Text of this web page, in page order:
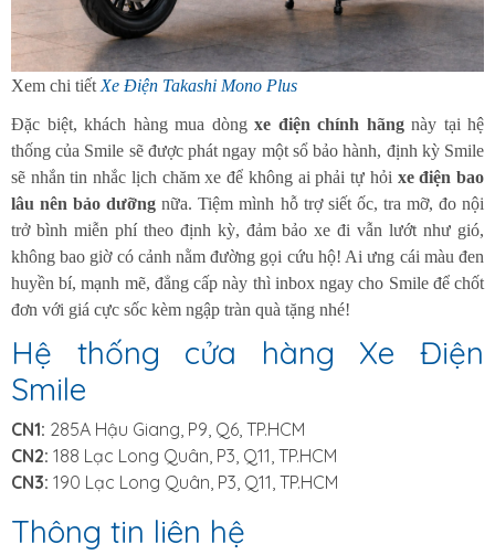
Xem chi tiết Xe Điện Takashi Mono Plus
Đặc biệt, khách hàng mua dòng xe điện chính hãngnày tại hệ
thống của Smile sẽ được phát ngay một sổ bảo hành, định kỳ Smile
sẽ nhắn tin nhắc lịch chăm xe để không ai phải tự hỏi xe điện bao
lâu nên bảo dưỡng nữa. Tiệm mình hỗ trợ siết ốc, tra mỡ, đo nội
trở bình miễn phí theo định kỳ, đảm bảo xe đi vẫn lướt như gió,
không bao giờ có cảnh nằm đường gọi cứu hộ! Ai ưng cái màu đen
huyền bí, mạnh mẽ, đẳng cấp này thì inbox ngay cho Smile để chốt
đơn với giá cực sốc kèm ngập tràn quà tặng nhé!
Hệ thống cửa hàng Xe Điện
Smile
CN1: 285A Hậu Giang, P9, Q6, TP.HCM
CN2: 188 Lạc Long Quân, P3, Q11, TP.HCM
CN3: 190 Lạc Long Quân, P3, Q11, TP.HCM
Thông tin liên hệ